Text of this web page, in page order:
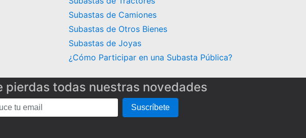
Subastas de Camiones
Subastas de Otros Bienes
Subastas de Joyas
¿Cómo Participar en una Subasta Pública?
pierdas todas nuestras novedades
Suscríbete